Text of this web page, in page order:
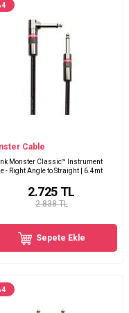
4
Cable
Monster Classic™ Instrument
- Right Angle to Straight | 6.4mt
2.838 TL
2.725 TL
Sepete Ekle
4